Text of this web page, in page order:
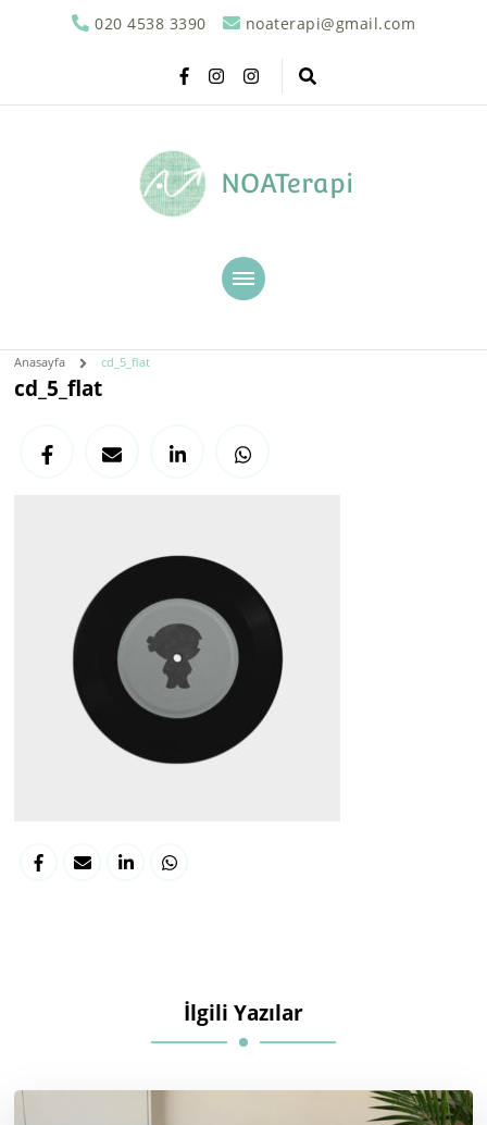
020 4538 3390 noaterapi@gmail.com
NOATerapi
Anasayfa cd_5_flat
cd_5_flat
İlgili Yazılar